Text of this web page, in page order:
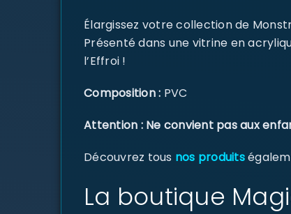
Élargissez votre collection de
Présenté dans une vitrine en
l’Effroi !
Composition : PVC
Attention : Ne convient pas aux
Découvrez tous nos produits
La boutique